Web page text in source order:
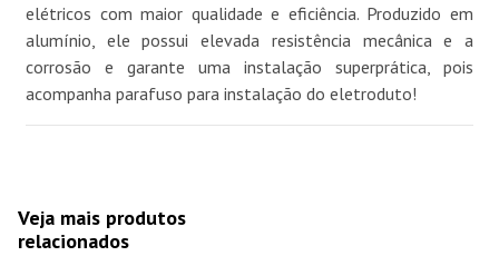
elétricos com maior qualidade e eficiência. Produzido em
alumínio, ele possui elevada resistência mecânica e a
corrosão e garante uma instalação superprática, pois
acompanha parafuso para instalação do eletroduto!
Veja mais produtos
relacionados